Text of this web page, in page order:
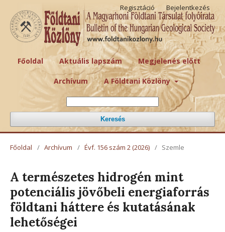
Főoldal Aktuális lapszám Megjelenés előtt
Archívum A Földtani Közlöny
Keresés
Regisztáció Bejelentkezés
Főoldal / Archívum / Évf. 156 szám 2 (2026) / Szemle
A természetes hidrogén mint
potenciális jövőbeli energiaforrás
földtani háttere és kutatásának
lehetőségei